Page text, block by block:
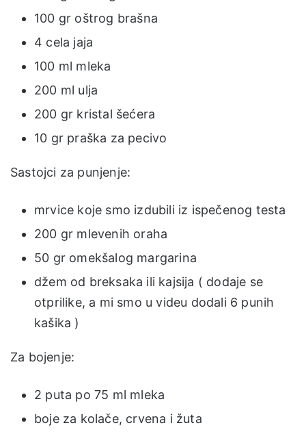
100 gr oštrog brašna
4 cela jaja
100 ml mleka
200 ml ulja
200 gr kristal šećera
10 gr praška za pecivo
Sastojci za punjenje:
mrvice koje smo izdubili iz ispečenog testa
200 gr mlevenih oraha
50 gr omekšalog margarina
džem od breksaka ili kajsija ( dodaje se
otprilike, a mi smo u videu dodali 6 punih
kašika )
Za bojenje:
2 puta po 75 ml mleka
boje za kolače, crvena i žuta